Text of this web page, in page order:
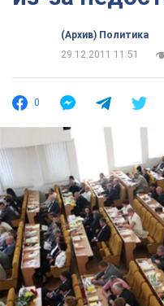
(Архив) Политика
29.12.2011 11:51
0